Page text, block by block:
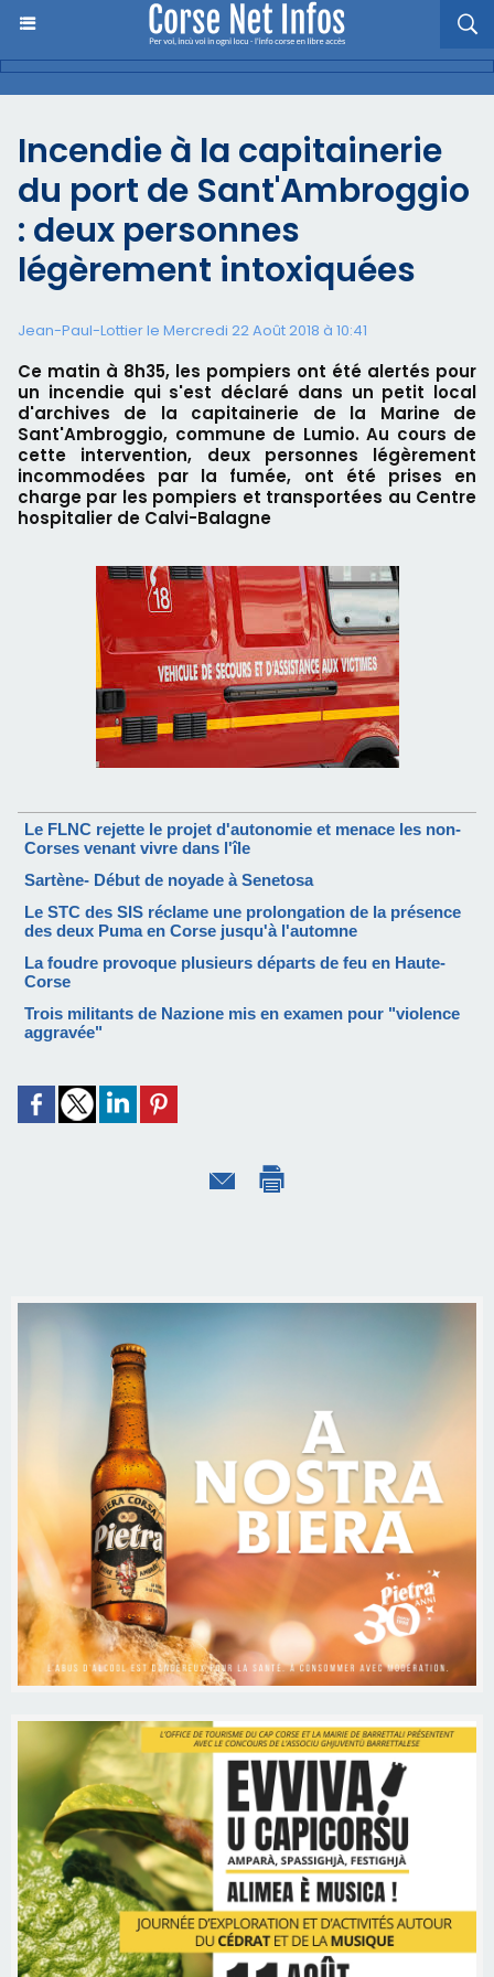
Incendie à la capitainerie
du port de Sant'Ambroggio
: deux personnes
légèrement intoxiquées
Jean-Paul-Lottier le Mercredi 22 Août 2018 à 10:41
Ce matin à 8h35, les pompiers ont été alertés pour
un incendie qui s'est déclaré dans un petit local
d'archives de la capitainerie de la Marine de
Sant'Ambroggio, commune de Lumio. Au cours de
cette intervention, deux personnes légèrement
incommodées par la fumée, ont été prises en
charge par les pompiers et transportées au Centre
hospitalier de Calvi-Balagne
Le FLNC rejette le projet d'autonomie et menace les non-
Corses venant vivre dans l'île
Sartène- Début de noyade à Senetosa
Le STC des SIS réclame une prolongation de la présence
des deux Puma en Corse jusqu'à l'automne
La foudre provoque plusieurs départs de feu en Haute-
Corse
Trois militants de Nazione mis en examen pour "violence
aggravée"